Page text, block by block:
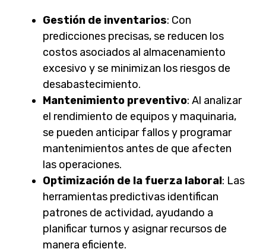
Gestión de inventarios: Con
predicciones precisas, se reducen los
costos asociados al almacenamiento
excesivo y se minimizan los riesgos de
desabastecimiento.
Mantenimiento preventivo: Al analizar
el rendimiento de equipos y maquinaria,
se pueden anticipar fallos y programar
mantenimientos antes de que afecten
las operaciones.
Optimización de la fuerza laboral: Las
herramientas predictivas identifican
patrones de actividad, ayudando a
planificar turnos y asignar recursos de
manera eficiente.